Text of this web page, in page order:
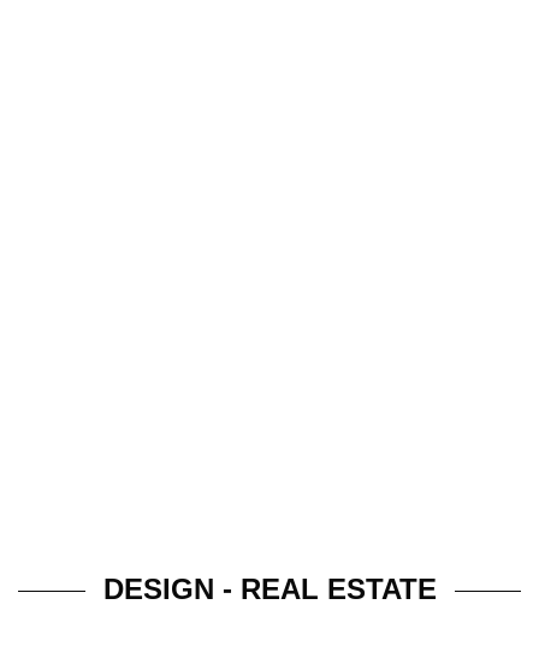
DESIGN - REAL ESTATE